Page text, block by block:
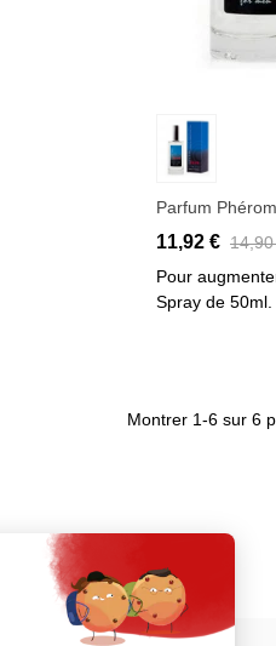
Parfum
11,92 €
Pour
Spray de 50ml.
Montrer 1-6 sur 6